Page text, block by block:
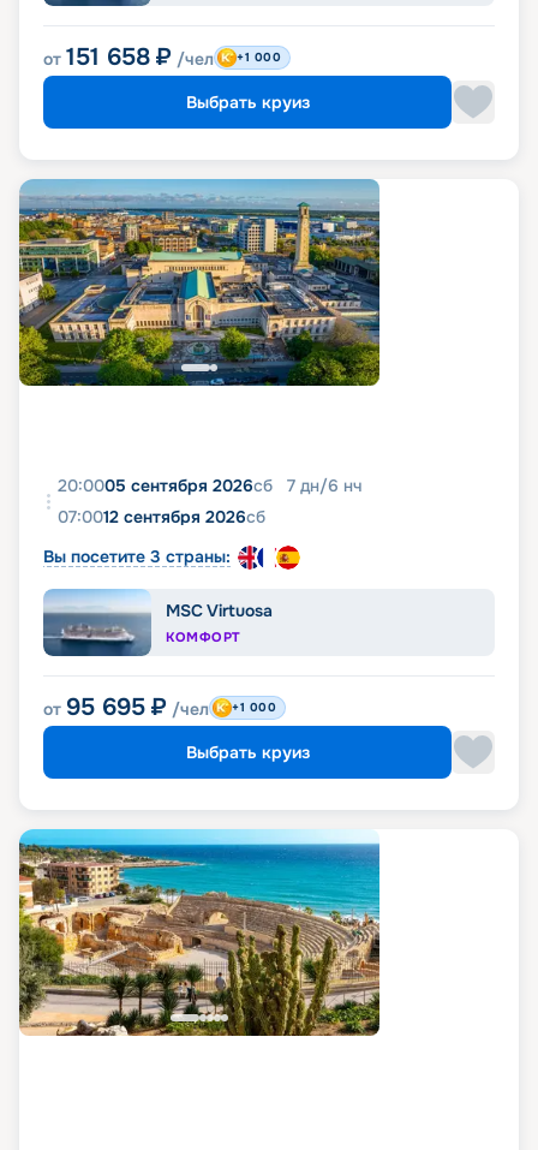
от 151 658 ₽ /чел +1 000
Выбрать круиз
20:0005 сентября 2026сб 7 дн/6 нч
07:0012 сентября 2026сб
Вы посетите 3 страны:
MSC Virtuosa
КОМФОРТ
от 95 695 ₽ /чел +1 000
Выбрать круиз